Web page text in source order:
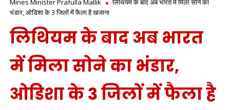
Mines Minister Prafulla Mallik
लिथियम के बाद अब भारत में मिला सोने का
भंडार, ओडिशा के 3 जिलों में फैला है खजाना
लिथियम के बाद अब भारत
में मिला सोने का भंडार,
ओडिशा के 3 जिलों में फैला है